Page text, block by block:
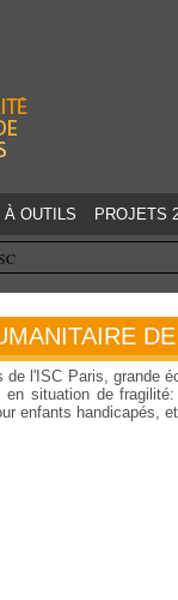
À OUTILS PROJETS
l'ISC Paris, grande
situation de
enfants handicapés,